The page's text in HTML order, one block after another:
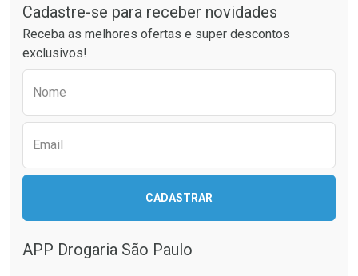
Comprar sem Desconto
Por R$ 28,90/cada
Comprar sem Desconto
Ativar Desconto
Comprar sem Desconto
Cadastre-se para receber novidades
Receba as melhores ofertas e super descontos
exclusivos!
Nome
Email
CADASTRAR
APP Drogaria São Paulo